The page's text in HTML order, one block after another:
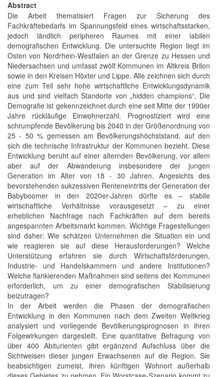
Abstract
Die Arbeit thematisiert Fragen zur Sicherung des
Fachkräftebedarfs im Spannungsfeld eines wirtschaftsstarken,
jedoch ländlich peripheren Raumes mit einer labilen
demografischen Entwicklung. Die untersuchte Region liegt im
Osten von Nordrhein-Westfalen an der Grenze zu Hessen und
Niedersachsen und umfasst zwölf Kommunen im Altkreis Brilon
sowie in den Kreisen Höxter und Lippe. Alle zeichnen sich durch
eine zum Teil sehr hohe wirtschaftliche Entwicklungsdynamik
aus und sind vielfach Standorte von „hidden champions“. Die
Demografie ist gekennzeichnet durch eine seit Mitte der 1990er
Jahre rückläufige Einwohnerzahl. Prognostiziert wird eine
schrumpfende Bevölkerung bis 2040 in der Größenordnung von
25 - 50 % gemessen am Bevölkerungshöchststand, auf den
sich die technische Infrastruktur der Kommunen bezieht. Diese
Entwicklung beruht auf einer alternden Bevölkerung, vor allem
aber auf der Abwanderung insbesondere der jungen
Generation im Alter von 18 - 30 Jahren. Angesichts des
bevorstehenden sukzessiven Renteneintritts der Generation der
Babyboomer in den 2020er-Jahren dürfte es – stabile
wirtschaftliche Verhältnisse vorausgesetzt – zu einer
erheblichen Nachfrage nach Fachkräften auf dem bereits
angespannten Arbeitsmarkt kommen. Wichtige Fragestellungen
sind daher: Wie schätzen Unternehmen die Situation ein und
wie reagieren sie auf diese Herausforderungen? Welche
Unterstützung erfahren sie durch Wirtschaftsförderungen,
Industrie- und Handelskammern und andere Institutionen?
Welche flankierenden Maßnahmen sind seitens der Kommunen
erforderlich, um zu einer demografischen Stabilisierung
beizutragen?
In der Arbeit werden die Phasen der demografischen
Entwicklung in den Kommunen nach dem Zweiten Weltkrieg
analysiert und vorliegende Bevölkerungsprognosen in ihren
Folgewirkungen dargestellt. Eine quantitative Befragung von
über 400 Abiturienten gibt ergänzend Aufschluss über die
Sichtweisen dieser jungen Erwachsenen auf die Region. Sie
beabsichtigen zumeist, ihren künftigen Wohnort außerhalb